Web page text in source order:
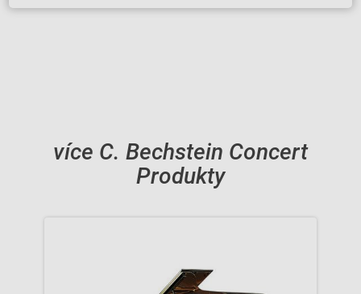
více C. Bechstein Concert
Produkty